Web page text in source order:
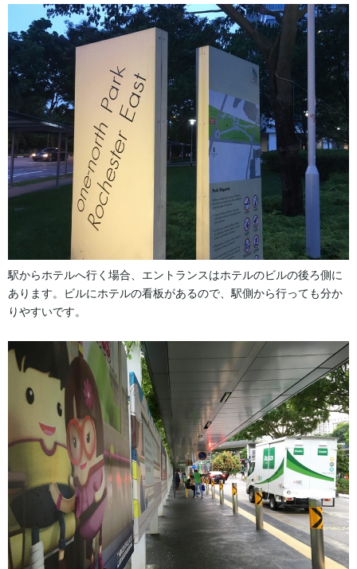
駅からホテルへ行く場合、エントランスはホテルのビルの後ろ側に
あります。ビルにホテルの看板があるので、駅側から行っても分か
りやすいです。